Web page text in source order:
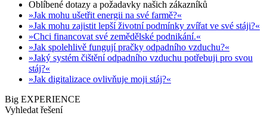
Oblíbené dotazy a požadavky našich zákazníků
»Jak mohu ušetřit energii na své farmě?«
»Jak mohu zajistit lepší životní podmínky zvířat ve své stáji?«
»Chci financovat své zemědělské podnikání.«
»Jak spolehlivě fungují pračky odpadního vzduchu?«
»Jaký systém čištění odpadního vzduchu potřebuji pro svou
stáj?«
»Jak digitalizace ovlivňuje moji stáj?«
Big EXPERIENCE
Vyhledat řešení